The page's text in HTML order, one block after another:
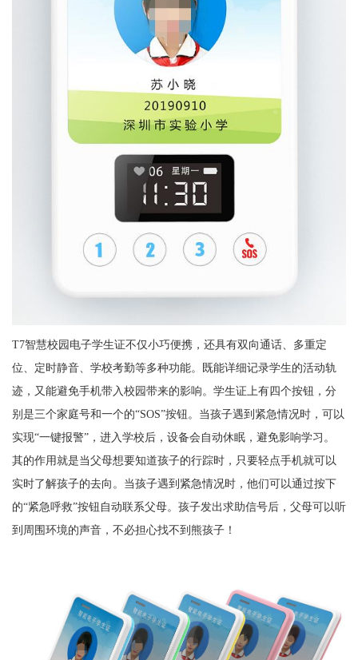
T7智慧校园电子学生证不仅小巧便携，还具有双向通话、多重定
位、定时静音、学校考勤等多种功能。既能详细记录学生的活动轨
迹，又能避免手机带入校园带来的影响。学生证上有四个按钮，分
别是三个家庭号和一个的“SOS”按钮。当孩子遇到紧急情况时，可以
实现“一键报警”，进入学校后，设备会自动休眠，避免影响学习。
其的作用就是当父母想要知道孩子的行踪时，只要轻点手机就可以
实时了解孩子的去向。当孩子遇到紧急情况时，他们可以通过按下
的“紧急呼救”按钮自动联系父母。孩子发出求助信号后，父母可以听
到周围环境的声音，不必担心找不到熊孩子！